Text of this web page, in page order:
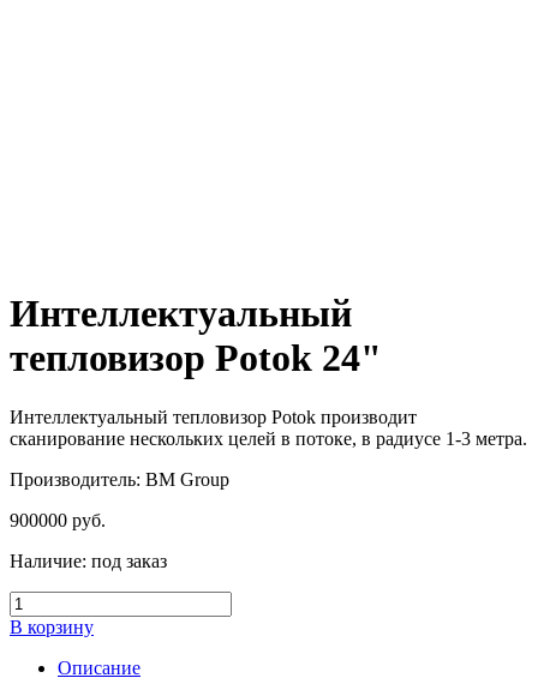
Интеллектуальный
тепловизор Potok 24"
Интеллектуальный тепловизор Potok производит
сканирование нескольких целей в потоке, в радиусе 1-3 метра.
Производитель: BM Group
900000 руб.
Наличие: под заказ
В корзину
Описание